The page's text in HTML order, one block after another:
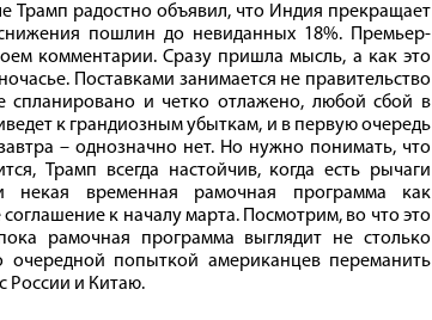
Трамп радостно объявил, что Индия прекращает
пошлин до невиданных 18%. Премьер-
комментарии. Сразу пришла мысль, а как это
Поставками занимается не правительство
и четко отлажено, любой сбой в
к грандиозным убыткам, и в первую очередь
– однозначно нет. Но нужно понимать, что
Трамп всегда настойчив, когда есть рычаги
некая временная рамочная программа как
к началу марта. Посмотрим, во что это
рамочная программа выглядит не столько
очередной попыткой американцев переманить
России и Китаю.